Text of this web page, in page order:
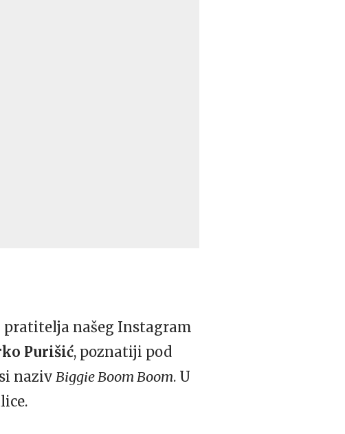
našeg Instagram
Purišić, poznatiji pod
nazivBiggie Boom Boom. U